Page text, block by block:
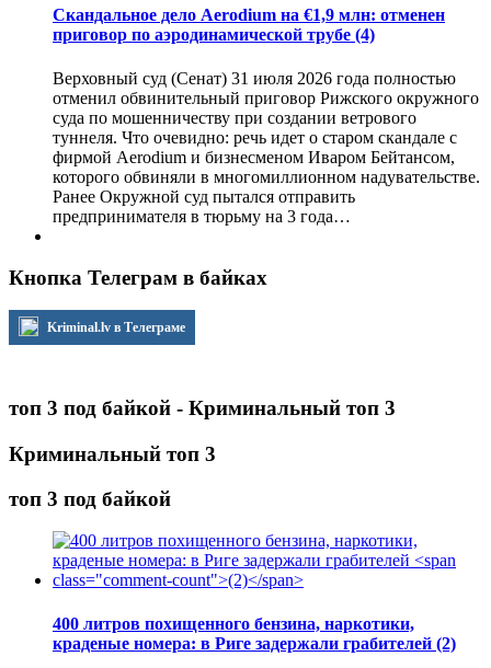
Скандальное дело Aerodium на €1,9 млн: отменен
приговор по аэродинамической трубе (4)
Верховный суд (Сенат) 31 июля 2026 года полностью
отменил обвинительный приговор Рижского окружного
суда по мошенничеству при создании ветрового
туннеля. Что очевидно: речь идет о старом скандале с
фирмой Aerodium и бизнесменом Иваром Бейтансом,
которого обвиняли в многомиллионном надувательстве.
Ранее Окружной суд пытался отправить
предпринимателя в тюрьму на 3 года…
Кнопка Телеграм в байках
Kriminal.lv в Телеграме
топ 3 под байкой - Криминальный топ 3
Криминальный топ 3
топ 3 под байкой
400 литров похищенного бензина, наркотики,
краденые номера: в Риге задержали грабителей (2)